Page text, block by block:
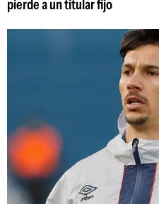
pierde a un titular fijo